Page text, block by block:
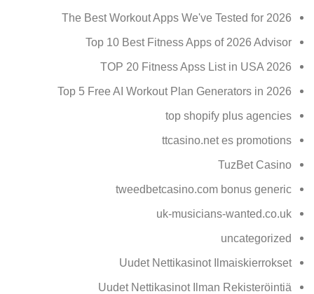
The Best Workout Apps We've Tested for 2026
Top 10 Best Fitness Apps of 2026 Advisor
TOP 20 Fitness Apss List in USA 2026
Top 5 Free AI Workout Plan Generators in 2026
top shopify plus agencies
ttcasino.net es promotions
TuzBet Casino
tweedbetcasino.com bonus generic
uk-musicians-wanted.co.uk
uncategorized
Uudet Nettikasinot Ilmaiskierrokset
Uudet Nettikasinot Ilman Rekisteröintiä